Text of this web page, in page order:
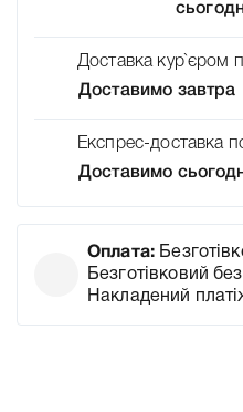
Доставка кур`єром
Доставимо завтра
Експрес-доставка
Доставимо
Оплата:
Безготівковий
Накладений